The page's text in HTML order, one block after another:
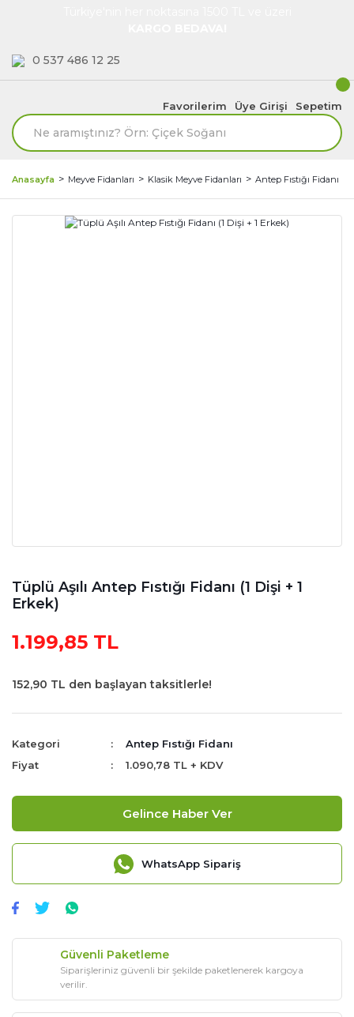
0 537 486 12 25
Favorilerim Üye Girişi Sepetim
Anasayfa Meyve Fidanları Klasik Meyve Fidanları Antep Fıstığı Fidanı
Tüplü Aşılı Antep Fıstığı Fidanı (1 Dişi + 1
Erkek)
1.199,85 TL
152,90 TL den başlayan taksitlerle!
Kategori
Antep Fıstığı Fidanı
Fiyat
1.090,78 TL + KDV
Gelince Haber Ver
WhatsApp Sipariş
Güvenli Paketleme
Siparişleriniz güvenli bir şekilde paketlenerek kargoya
verilir.